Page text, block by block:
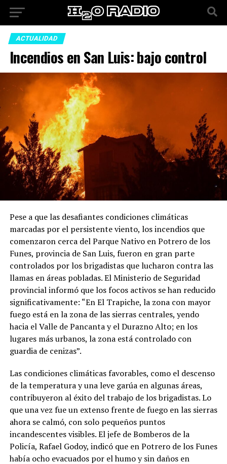
ACTUALIDAD
Incendios en San Luis: bajo control
Pese a que las desafiantes condiciones climáticas
marcadas por el persistente viento, los incendios que
comenzaron cerca del Parque Nativo en Potrero de los
Funes, provincia de San Luis, fueron en gran parte
controlados por los brigadistas que lucharon contra las
llamas en áreas pobladas. El Ministerio de Seguridad
provincial informó que los focos activos se han reducido
significativamente: “En El Trapiche, la zona con mayor
fuego está en la zona de las sierras centrales, yendo
hacia el Valle de Pancanta y el Durazno Alto; en los
lugares más urbanos, la zona está controlado con
guardia de cenizas”.
Las condiciones climáticas favorables, como el descenso
de la temperatura y una leve garúa en algunas áreas,
contribuyeron al éxito del trabajo de los brigadistas. Lo
que una vez fue un extenso frente de fuego en las sierras
ahora se calmó, con solo pequeños puntos
incandescentes visibles. El jefe de Bomberos de la
Policía, Rafael Godoy, indicó que en Potrero de los Funes
había ocho evacuados por el humo y sin daños en